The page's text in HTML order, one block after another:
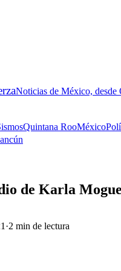
Noticias de México, desde
Quintana RooMéxico
de Karla
·2 min de lectura